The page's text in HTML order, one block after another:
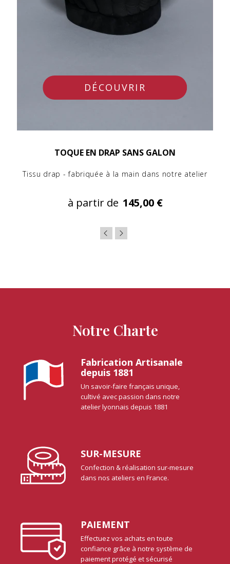
DÉCOUVRIR
TOQUE EN DRAP SANS GALON
Tissu drap - fabriquée à la main dans notre atelier
à partir de 145,00 €
Notre Charte
Fabrication Artisanale
depuis 1881
Un savoir-faire français unique,
cultivé avec passion dans notre
atelier lyonnais depuis 1881
SUR-MESURE
Confection & réalisation sur-mesure
dans nos ateliers en France.
PAIEMENT
Effectuez vos achats en toute
confiance grâce à notre système de
paiement protégé et sécurisé